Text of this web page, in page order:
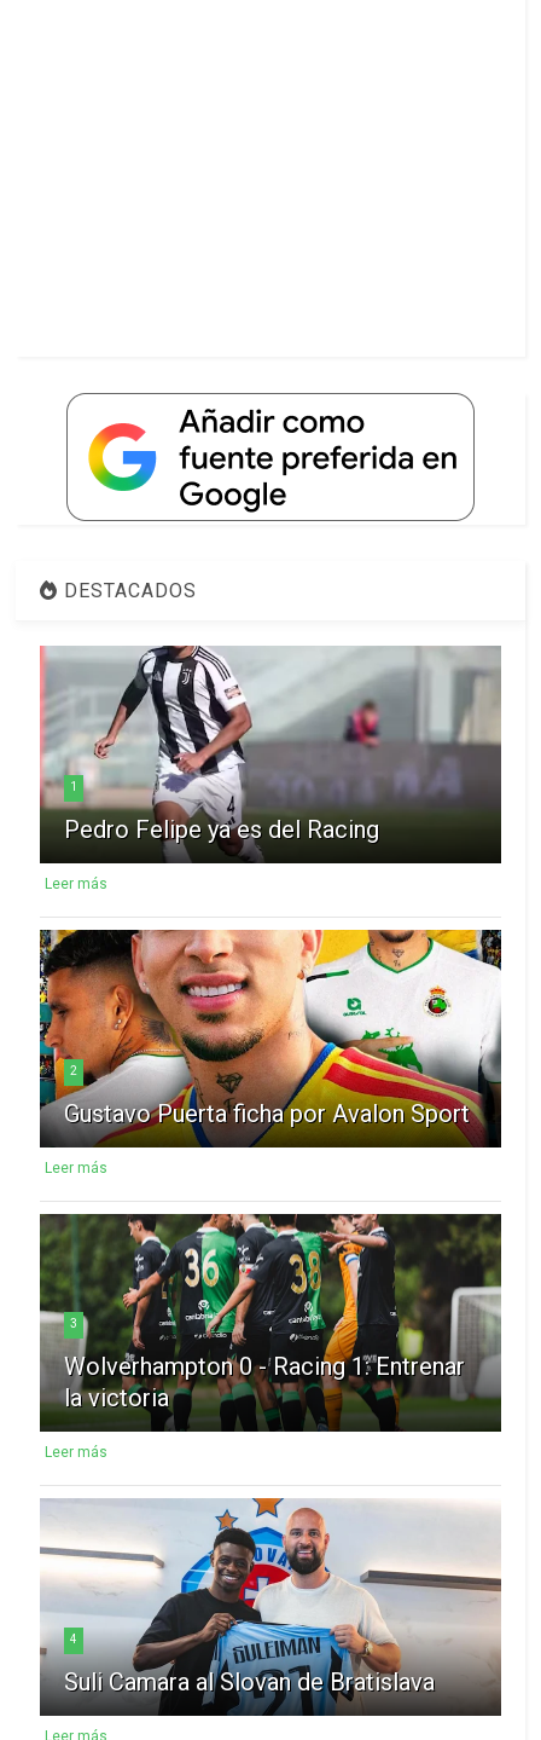
DESTACADOS
1
Pedro Felipe ya es del Racing
Leer más
2
Gustavo Puerta ficha por Avalon Sport
Leer más
3
Wolverhampton 0 - Racing 1: Entrenar
la victoria
Leer más
4
Suli Camara al Slovan de Bratislava